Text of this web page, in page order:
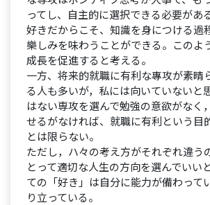
ってし、自主的に選択できる必要があ
好きだからこそ、知識を身につける過
樂しみを味わうことができる。このよ
成長を促進すると考える。
一方、将来的就職に有利な專攻が素晴
る人も多いが，私には向いていないと
はない専攻を選んで勉強の意欲がなく
せるがなければ、就職に有利という目
とは限らない。
ただし，ハ々の考え方がそれぞれ違う
とって適切な人生の方向を選んでいい
ての「好き」は自分に能力が備わって
り立っている。